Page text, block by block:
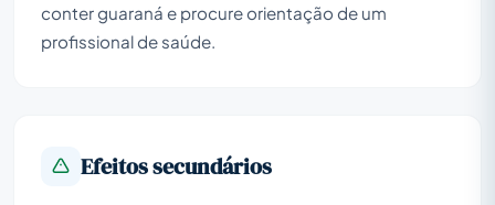
conter guaraná e procure orientação de um
profissional de saúde.
Efeitos secundários